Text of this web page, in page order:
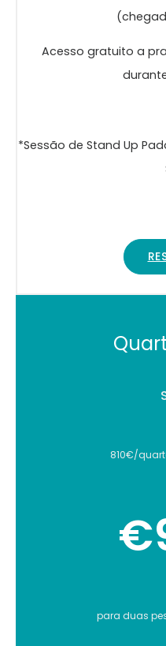
Acesso gratuito a
*Sessão de Stand Up
810€/
para duas